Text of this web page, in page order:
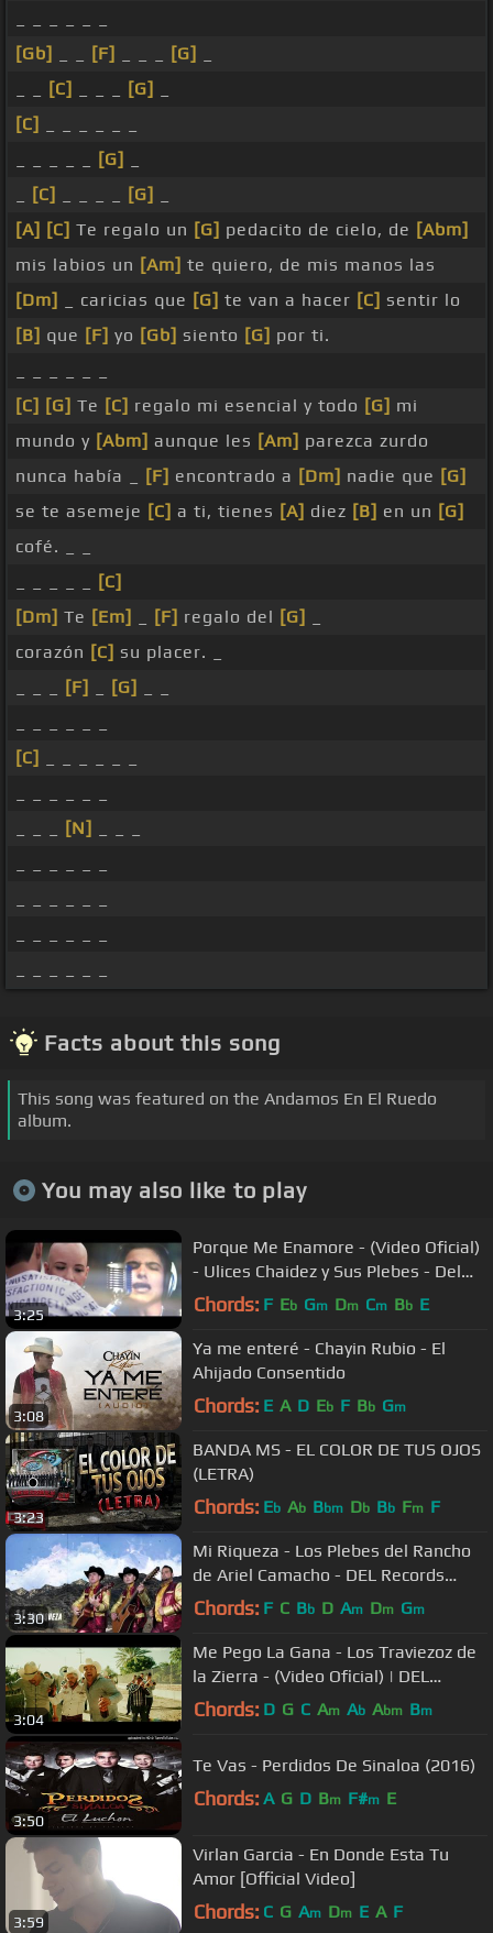
[Gb]
[F] [G]
[C] [G]
[C]
[G]
[C] [G]
[A] [C] Te regalo un [G] pedacito de cielo, de [Abm]
mis labios un [Am] te quiero, de mis manos las
[Dm]
_ caricias que [G] te van a hacer [C] sentir lo
[B] que [F] yo [Gb] siento [G] por ti.
[C] [G] Te [C] regalo mi esencial y todo [G] mi
mundo y [Abm] aunque les [Am] parezca zurdo
nunca había _
[F] encontrado a [Dm] nadie que [G]
se te asemeje [C] a ti, tienes [A] diez [B] en un [G]
cofé. _ _
[C]
[Dm] Te [Em] [F] regalo del [G]
corazón [C] su placer. _
[F] [G]
[C]
[N]
Facts about this song
This song was featured on the Andamos En El Ruedo
album.
You may also like to play
3:25
Porque Me Enamore - (Video Oficial)
- Ulices Chaidez y Sus Plebes - Del
Records 2016
Chords: F Eb Gm Dm Cm Bb E
3:08
Ya me enteré - Chayin Rubio - El
Ahijado Consentido
Chords: E A D Eb F Bb Gm
3:23
BANDA MS - EL COLOR DE TUS OJOS
(LETRA)
Chords: Eb Ab Bbm Db Bb Fm F
3:30
Mi Riqueza - Los Plebes del Rancho
de Ariel Camacho - DEL Records
2016
Chords: F C Bb D Am Dm Gm
3:04
Me Pego La Gana - Los Traviezoz de
la Zierra - (Video Oficial) | DEL
Records
Chords: D G C Am Ab Abm Bm
3:50
Te Vas - Perdidos De Sinaloa (2016)
Chords: A G D Bm F#m E
3:59
Virlan Garcia - En Donde Esta Tu
Amor [Official Video]
Chords: C G Am Dm E A F